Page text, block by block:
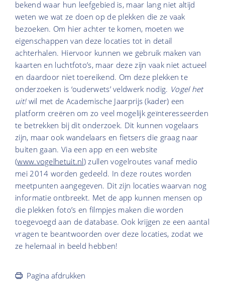
bekend waar hun leefgebied is, maar lang niet altijd
weten we wat ze doen op de plekken die ze vaak
bezoeken. Om hier achter te komen, moeten we
eigenschappen van deze locaties tot in detail
achterhalen. Hiervoor kunnen we gebruik maken van
kaarten en luchtfoto’s, maar deze zijn vaak niet actueel
en daardoor niet toereikend. Om deze plekken te
onderzoeken is ‘ouderwets’ veldwerk nodig. Vogel het
uit!wil met de Academische Jaarprijs (kader) een
platform creëren om zo veel mogelijk geïnteresseerden
te betrekken bij dit onderzoek. Dit kunnen vogelaars
zijn, maar ook wandelaars en fietsers die graag naar
buiten gaan. Via een app en een website
(www.vogelhetuit.nl) zullen vogelroutes vanaf medio
mei 2014 worden gedeeld. In deze routes worden
meetpunten aangegeven. Dit zijn locaties waarvan nog
informatie ontbreekt. Met de app kunnen mensen op
die plekken foto’s en filmpjes maken die worden
toegevoegd aan de database. Ook krijgen ze een aantal
vragen te beantwoorden over deze locaties, zodat we
ze helemaal in beeld hebben!
Pagina afdrukken